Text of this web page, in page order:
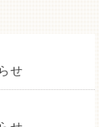
せ